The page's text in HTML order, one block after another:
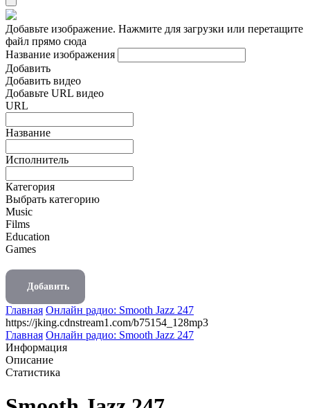
Добавьте изображение. Нажмите для загрузки или перетащите
файл прямо сюда
Название изображения
Добавить
Добавить видео
Добавьте URL видео
URL
Название
Исполнитель
Категория
Выбрать категорию
Music
Films
Education
Games
Добавить
Главная Онлайн радио: Smooth Jazz 247
https://jking.cdnstream1.com/b75154_128mp3
Главная Онлайн радио: Smooth Jazz 247
Информация
Описание
Статистика